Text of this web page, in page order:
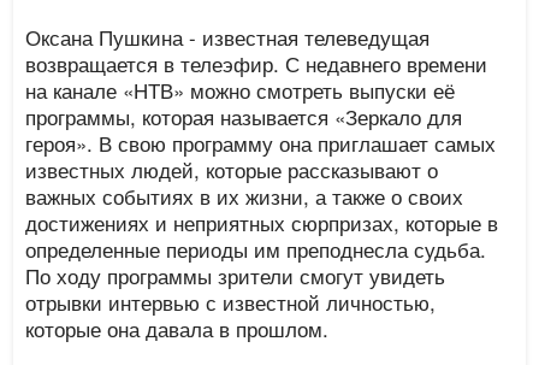
Оксана Пушкина - известная телеведущая
возвращается в телеэфир. С недавнего времени
на канале «НТВ» можно смотреть выпуски её
программы, которая называется «Зеркало для
героя». В свою программу она приглашает самых
известных людей, которые рассказывают о
важных событиях в их жизни, а также о своих
достижениях и неприятных сюрпризах, которые в
определенные периоды им преподнесла судьба.
По ходу программы зрители смогут увидеть
отрывки интервью с известной личностью,
которые она давала в прошлом.